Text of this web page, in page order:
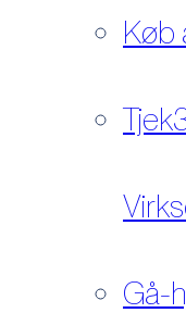
Køb
Gå-